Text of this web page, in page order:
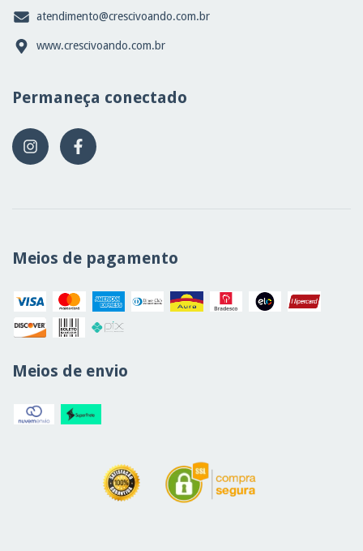
atendimento@crescivoando.com.br
www.crescivoando.com.br
Permaneça conectado
Meios de pagamento
Meios de envio